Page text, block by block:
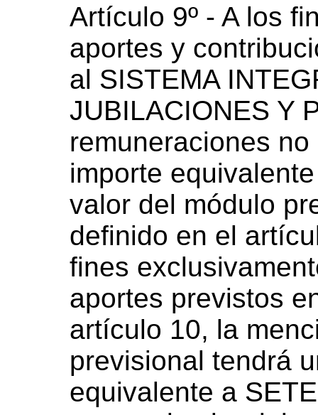
Artículo 9º - A los
aportes y
al SISTEMA
JUBILACIONES Y
remuneraciones
importe
valor del módulo
definido en el
fines
aportes previstos
artículo 10, la
previsional tendrá
equivalente a